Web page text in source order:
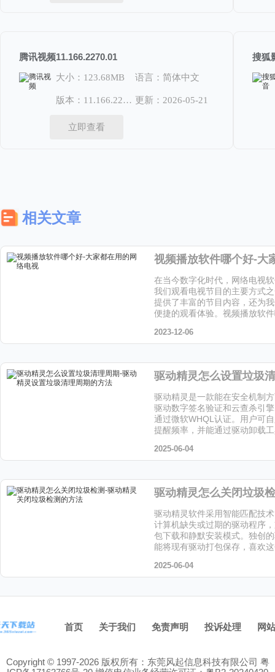
腾讯视频11.166.2270.01
大小：123.68MB 语言：简体中文
版本：11.166.2270.01 更新：2026-05-21
立即查看
搜狐
相关文章
在当今数字化时代，网络电视
我们观看电视节目的主要方式
提供了丰富的节目内容，还为
便捷的观看体验。视频播放软
2023-12-06
驱动精灵是一款能在安全机制
驱动数字签名验证和云查杀引
通过微软WHQL认证。用户可
提醒频率，并能通过驱动卸载
站下载吧！
2025-06-04
驱动精灵软件采用智能匹配技
计算机缺失或过期的驱动程序
包下载和静默安装模式。独创
能将现有驱动打包保存，喜欢
2025-06-04
首页 关于我们 免责声明 投诉处理 网
Copyright © 1997-2026 版权所有：东莞风起信息科技有限公司 粤